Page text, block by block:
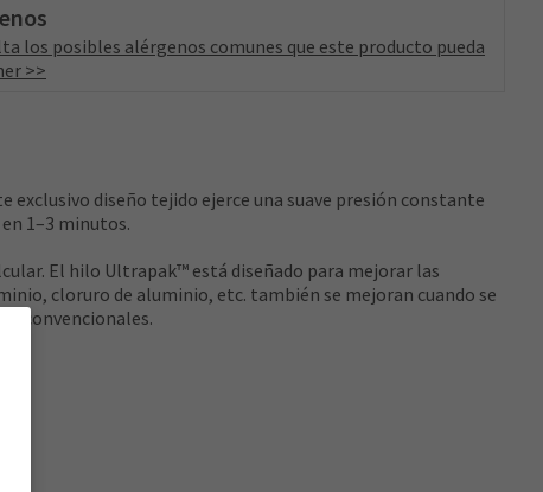
los posibles alérgenos comunes que este producto pueda
>>
diseño tejido ejerce una suave presión constante
1–3 minutos.
El hilo Ultrapak™ está diseñado para mejorar las
cloruro de aluminio, etc. también se mejoran cuando se
convencionales.